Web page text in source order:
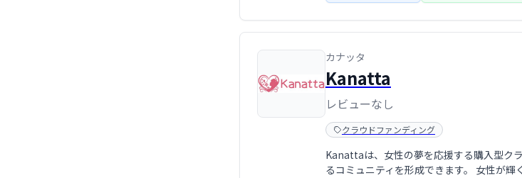
カナッタ
Kanatta
レビューなし
クラウドファンディング
Kanattaは、女性の夢を応援する購入型ク
るコミュニティを形成できます。 女性が